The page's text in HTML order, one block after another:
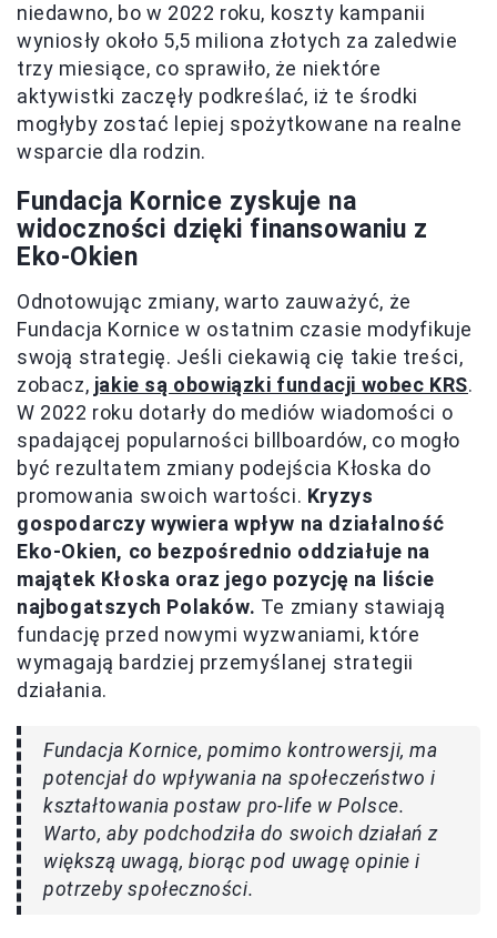
niedawno, bo w 2022 roku, koszty kampanii
wyniosły około 5,5 miliona złotych za zaledwie
trzy miesiące, co sprawiło, że niektóre
aktywistki zaczęły podkreślać, iż te środki
mogłyby zostać lepiej spożytkowane na realne
wsparcie dla rodzin.
Fundacja Kornice zyskuje na
widoczności dzięki finansowaniu z
Eko-Okien
Odnotowując zmiany, warto zauważyć, że
Fundacja Kornice w ostatnim czasie modyfikuje
swoją strategię. Jeśli ciekawią cię takie treści,
zobacz, jakie są obowiązki fundacji wobec KRS.
W 2022 roku dotarły do mediów wiadomości o
spadającej popularności billboardów, co mogło
być rezultatem zmiany podejścia Kłoska do
promowania swoich wartości. Kryzys
gospodarczy wywiera wpływ na działalność
Eko-Okien, co bezpośrednio oddziałuje na
majątek Kłoska oraz jego pozycję na liście
najbogatszych Polaków. Te zmiany stawiają
fundację przed nowymi wyzwaniami, które
wymagają bardziej przemyślanej strategii
działania.
Fundacja Kornice, pomimo kontrowersji, ma
potencjał do wpływania na społeczeństwo i
kształtowania postaw pro-life w Polsce.
Warto, aby podchodziła do swoich działań z
większą uwagą, biorąc pod uwagę opinie i
potrzeby społeczności.